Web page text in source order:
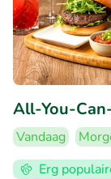
All-You-
Vandaag
Erg